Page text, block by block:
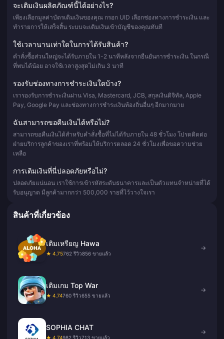
จะเติมเงินผลิตภัณฑ์นี้ได้อย่างไร?
เพียงเลือกมูลค่าบัตรเติมเงินของคุณ กรอก UID เลือกช่องทางการชำระเงิน และ
ทำรายการให้เสร็จสิ้น ระบบจะเติมเงินเข้าบัญชีของคุณทันที
ใช้เวลานานเท่าใดในการได้รับสินค้า?
คำสั่งซื้อส่วนใหญ่จะได้รับภายใน 1-2 นาทีหลังจากยืนยันการชำระเงิน ในกรณี
ที่พบได้น้อย อาจใช้เวลาสูงสุดไม่เกิน 3 นาที
รองรับช่องทางการชำระเงินใดบ้าง?
เรารองรับการชำระเงินผ่าน Visa, Mastercard, JCB, สกุลเงินดิจิทัล, Apple
Pay, Google Pay และช่องทางการชำระเงินท้องถิ่นอื่นๆ อีกมากมาย
ฉันสามารถขอคืนเงินได้หรือไม่?
สามารถขอคืนเงินได้สำหรับคำสั่งซื้อที่ไม่ได้รับภายใน 48 ชั่วโมง โปรดติดต่อ
ฝ่ายบริการลูกค้าของเราที่พร้อมให้บริการตลอด 24 ชั่วโมงเพื่อขอความช่วย
เหลือ
การเติมเงินที่นี่ปลอดภัยหรือไม่?
ปลอดภัยแน่นอน เราใช้การเข้ารหัสระดับธนาคารและเป็นตัวแทนจำหน่ายที่ได้
รับอนุญาต มีลูกค้ามากกว่า 500,000 รายที่ไว้วางใจเรา
สินค้าที่เกี่ยวข้อง
เติมเหรียญ Hawa
★ 4.75762 รีวิว856 ขายแล้ว
→
เติมเกม Top War
★ 4.74760 รีวิว655 ขายแล้ว
→
SOPHIA CHAT
★ 4.74982 รีวิว713 ขายแล้ว
→